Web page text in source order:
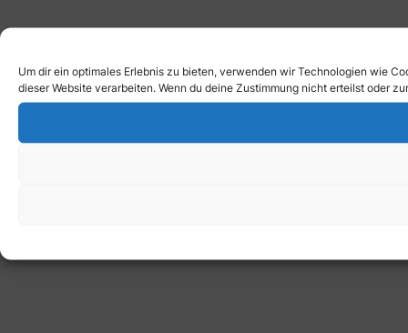
Um dir ein optimales Erlebnis zu bieten, verwenden wir Technologien wie
dieser Website verarbeiten. Wenn du deine Zustimmung nicht erteilst oder